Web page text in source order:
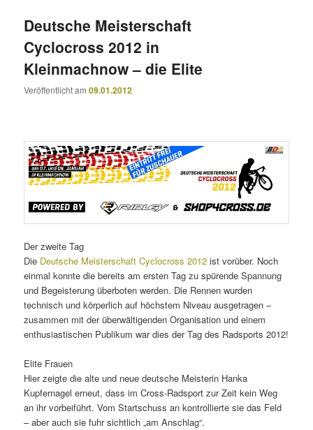
Deutsche Meisterschaft
Cyclocross 2012 in
Kleinmachnow – die Elite
Veröffentlicht am09.01.2012
Der zweite Tag
Die Deutsche Meisterschaft Cyclocross 2012 ist vorüber. Noch
einmal konnte die bereits am ersten Tag zu spürende Spannung
und Begeisterung überboten werden. Die Rennen wurden
technisch und körperlich auf höchstem Niveau ausgetragen –
zusammen mit der überwältigenden Organisation und einem
enthusiastischen Publikum war dies der Tag des Radsports 2012!
Elite Frauen
Hier zeigte die alte und neue deutsche Meisterin Hanka
Kupfernagel erneut, dass im Cross-Radsport zur Zeit kein Weg
an ihr vorbeiführt. Vom Startschuss an kontrollierte sie das Feld
– aber auch sie fuhr sichtlich „am Anschlag“.